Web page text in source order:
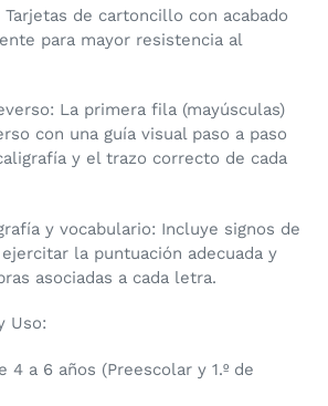
Tarjetas de cartoncillo con acabado
para mayor resistencia al
La primera fila (mayúsculas)
con una guía visual paso a paso
y el trazo correcto de cada
y vocabulario: Incluye signos de
la puntuación adecuada y
asociadas a cada letra.
Uso:
4 a 6 años (Preescolar y 1.º de